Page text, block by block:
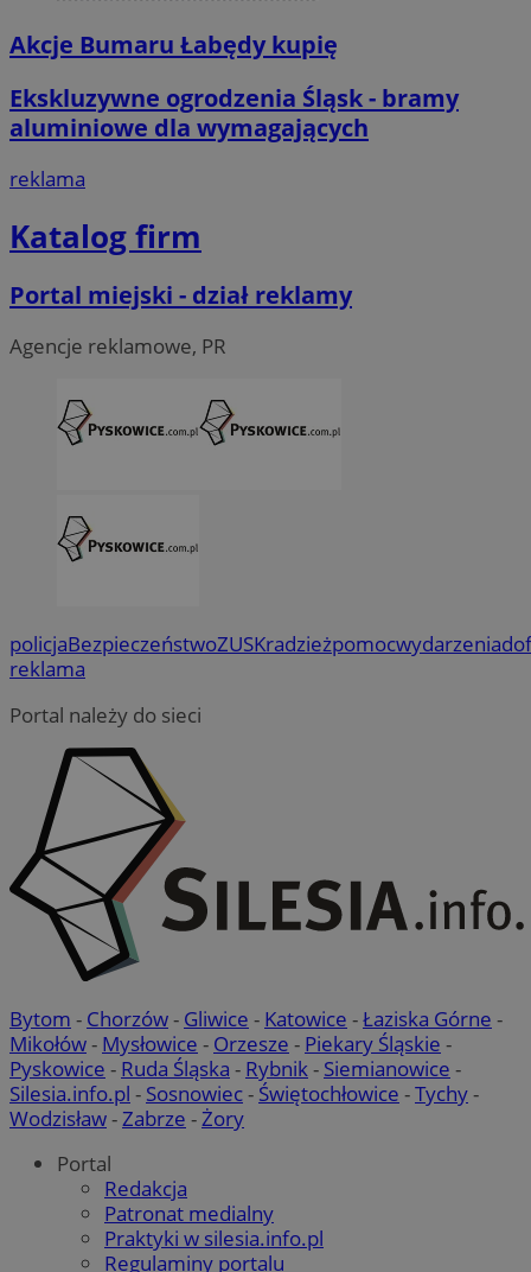
Akcje Bumaru Łabędy kupię
Ekskluzywne ogrodzenia Śląsk - bramy
aluminiowe dla wymagających
reklama
Katalog firm
Portal miejski - dział reklamy
Agencje reklamowe, PR
policjaBezpieczeństwoZUSKradzieżpomocwydarzenia
reklama
Portal należy do sieci
Bytom - Chorzów- Gliwice - Katowice -Łaziska Górne -
Mikołów- Mysłowice - Orzesze - Piekary Śląskie -
Pyskowice - Ruda Śląska - Rybnik- Siemianowice -
Silesia.info.pl - Sosnowiec- Świętochłowice -Tychy-
Wodzisław-Zabrze -Żory
Portal
Redakcja
Patronat medialny
Praktyki w silesia.info.pl
Regulaminy portalu